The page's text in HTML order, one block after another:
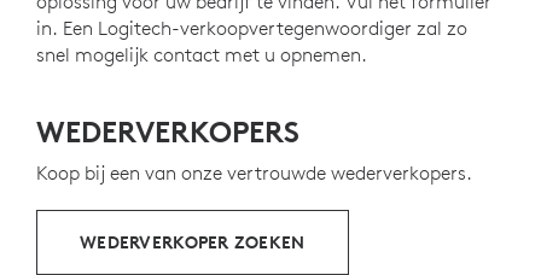
in. Een Logitech-verkoopvertegenwoordiger zal zo
snel mogelijk contact met u opnemen.
WEDERVERKOPERS
Koop bij een van onze vertrouwde wederverkopers.
WEDERVERKOPER ZOEKEN